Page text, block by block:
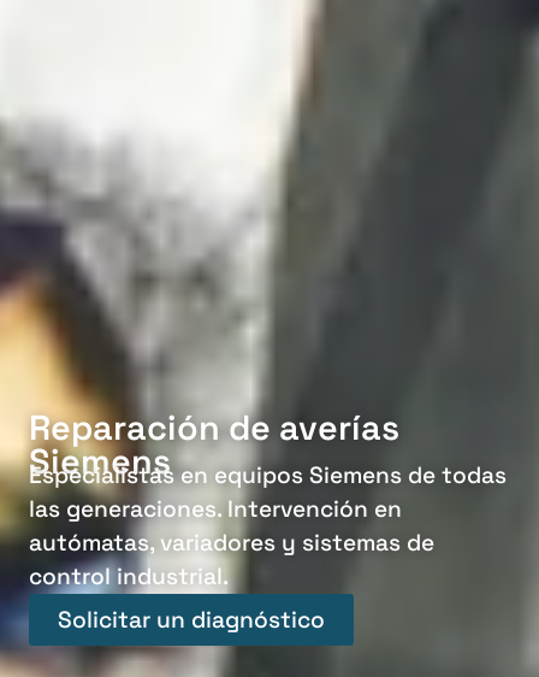
Reparación de averías
Siemens
Especialistas en equipos Siemens de todas
las generaciones. Intervención en
autómatas, variadores y sistemas de
control industrial.
Solicitar un diagnóstico